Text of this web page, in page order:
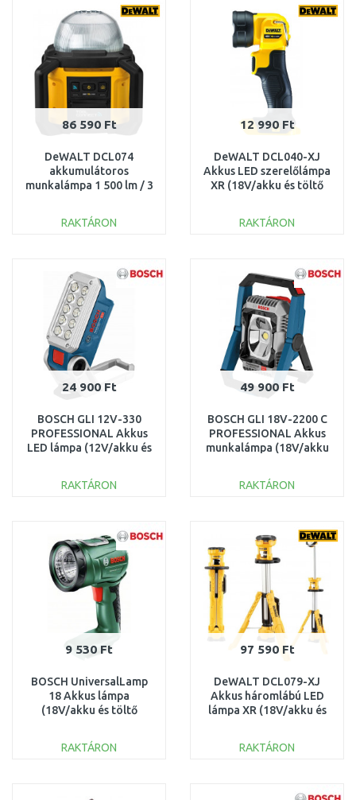
Összehasonlítás Összehasonlítás
86 590 Ft
DeWALT DCL074
akkumulátoros
munkalámpa 1 500 lm / 3
sugár XR (18V)
RAKTÁRON
Összehasonlítás
12 990 Ft
DeWALT DCL040-XJ
Akkus LED szerelőlámpa
XR (18V/akku és töltő
RAKTÁRON
Összehasonlítás
24 900 Ft
BOSCH GLI 12V-330
PROFESSIONAL Akkus
LED lámpa (12V/akku és
06014A0000
RAKTÁRON
Összehasonlítás
49 900 Ft
BOSCH GLI 18V-2200 C
PROFESSIONAL Akkus
munkalámpa (18V/akku
0601446501
RAKTÁRON
Összehasonlítás
9 530 Ft
BOSCH UniversalLamp
18 Akkus lámpa
(18V/akku és töltő
RAKTÁRON
97 590 Ft
DeWALT DCL079-XJ
Akkus háromlábú LED
lámpa XR (18V/akku és
RAKTÁRON
Összehasonlítás